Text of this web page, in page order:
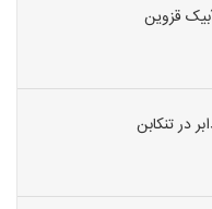
قزوین
در تنکابن